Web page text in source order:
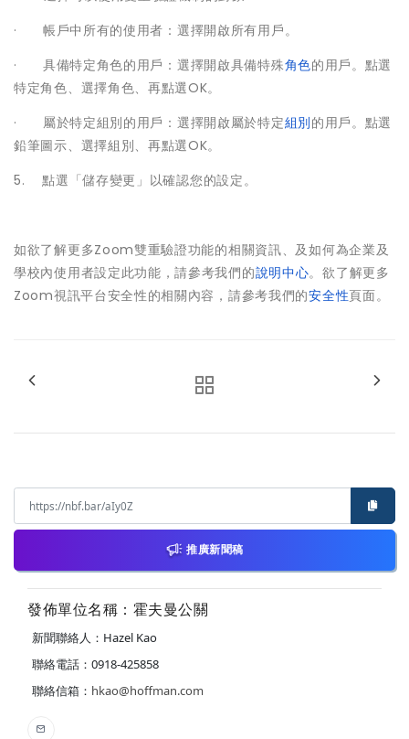
· 帳戶中所有的使用者：選擇開啟所有用戶。
· 具備特定角色的用戶：選擇開啟具備特殊角色的用戶。點選
特定角色、選擇角色、再點選OK。
· 屬於特定組別的用戶：選擇開啟屬於特定組別的用戶。點選
鉛筆圖示、選擇組別、再點選OK。
5. 點選「儲存變更」以確認您的設定。
如欲了解更多Zoom雙重驗證功能的相關資訊、及如何為企業及
學校內使用者設定此功能，請參考我們的說明中心。欲了解更多
Zoom視訊平台安全性的相關內容，請參考我們的安全性頁面。
推廣新聞稿
發佈單位名稱：霍夫曼公關
新聞聯絡人：Hazel Kao
聯絡電話：0918-425858
聯絡信箱： hkao@hoffman.com